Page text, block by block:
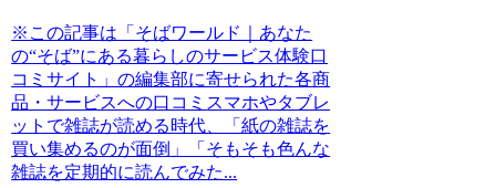
※この記事は「そばワールド｜あなた
の“そば”にある暮らしのサービス体験口
コミサイト」の編集部に寄せられた各商
品・サービスへの口コミスマホやタブレ
ットで雑誌が読める時代、「紙の雑誌を
買い集めるのが面倒」「そもそも色んな
雑誌を定期的に読んでみた...